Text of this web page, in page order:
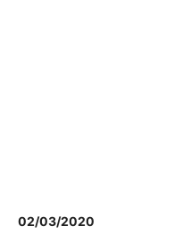
02/03/2020